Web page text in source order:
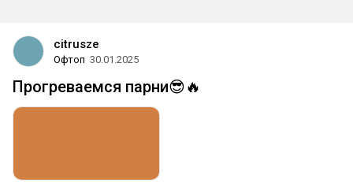
citrusze
Офтоп 30.01.2025
Прогреваемся парни😎🔥